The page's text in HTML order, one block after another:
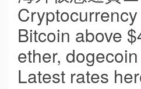
Bitcoin above
ether,
Latest rates